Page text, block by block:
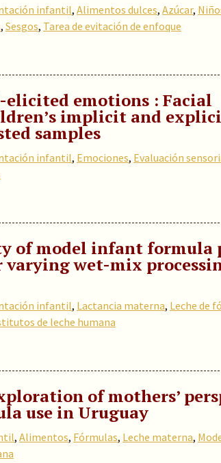
infantil, Alimentos dulces, Azúcar,
, Sesgos, Tarea de evitación de enfoque
emotions : Facial
implicit and
samples
infantil, Emociones, Evaluación
of model infant formula
varying wet-mix
infantil, Lactancia materna, Leche de
de leche humana
of mothers’
use in Uruguay
, Alimentos, Fórmulas, Leche materna,